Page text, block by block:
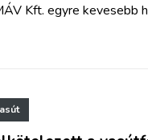
Kft. egyre kevesebb